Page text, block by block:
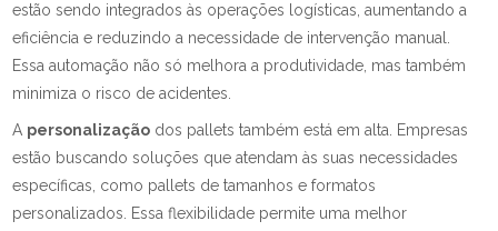
estão sendo integrados às operações logísticas, aumentando a
eficiência e reduzindo a necessidade de intervenção manual.
Essa automação não só melhora a produtividade, mas também
minimiza o risco de acidentes.
A personalização dos pallets também está em alta. Empresas
estão buscando soluções que atendam às suas necessidades
específicas, como pallets de tamanhos e formatos
personalizados. Essa flexibilidade permite uma melhor